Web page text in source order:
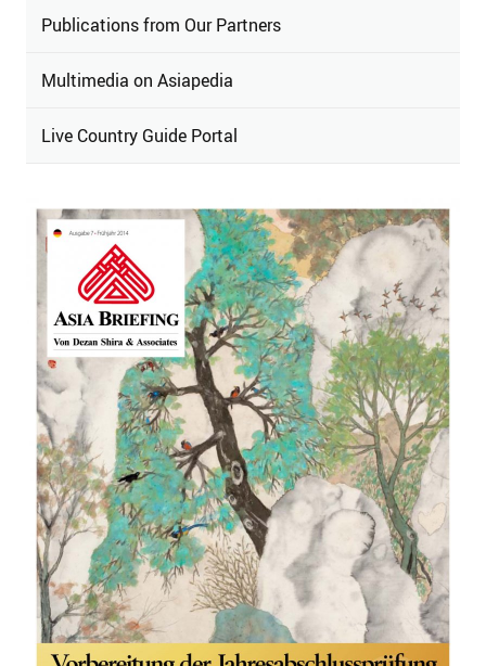
Publications from Our Partners
Multimedia on Asiapedia
Live Country Guide Portal